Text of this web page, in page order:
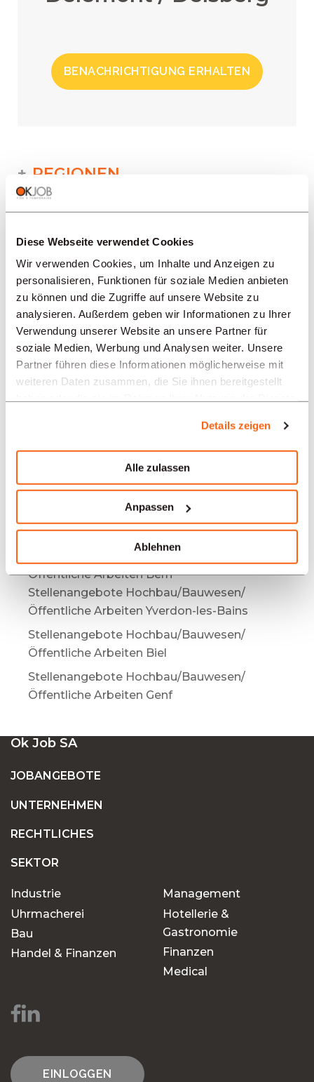
Diese Webseite verwendet Cookies
Wir verwenden Cookies, um Inhalte und Anzeigen zu
personalisieren, Funktionen für soziale Medien anbieten
zu können und die Zugriffe auf unsere Website zu
analysieren. Außerdem geben wir Informationen zu Ihrer
Verwendung unserer Website an unsere Partner für
soziale Medien, Werbung und Analysen weiter. Unsere
Partner führen diese Informationen möglicherweise mit
weiteren Daten zusammen, die Sie ihnen bereitgestellt
Details zeigen
Alle zulassen
Anpassen
Ablehnen
BENACHRICHTIGUNG ERHALTEN
REGIONEN
PROFESSION
TYPE
SPRACHE
Hochbau/Bauwesen/Öffentliche Arbeiten
Stellenangebote Hochbau/Bauwesen/
Öffentliche Arbeiten Mendrisio
Stellenangebote Hochbau/Bauwesen/
Öffentliche Arbeiten Bulle
Öffentliche Arbeiten Bern
Stellenangebote Hochbau/Bauwesen/
Öffentliche Arbeiten Yverdon-les-Bains
Stellenangebote Hochbau/Bauwesen/
Öffentliche Arbeiten Biel
Stellenangebote Hochbau/Bauwesen/
Öffentliche Arbeiten Genf
Ok Job SA
JOBANGEBOTE
UNTERNEHMEN
RECHTLICHES
SEKTOR
Industrie
Uhrmacherei
Bau
Handel & Finanzen
Management
Hotellerie &
Gastronomie
Finanzen
Medical
EINLOGGEN